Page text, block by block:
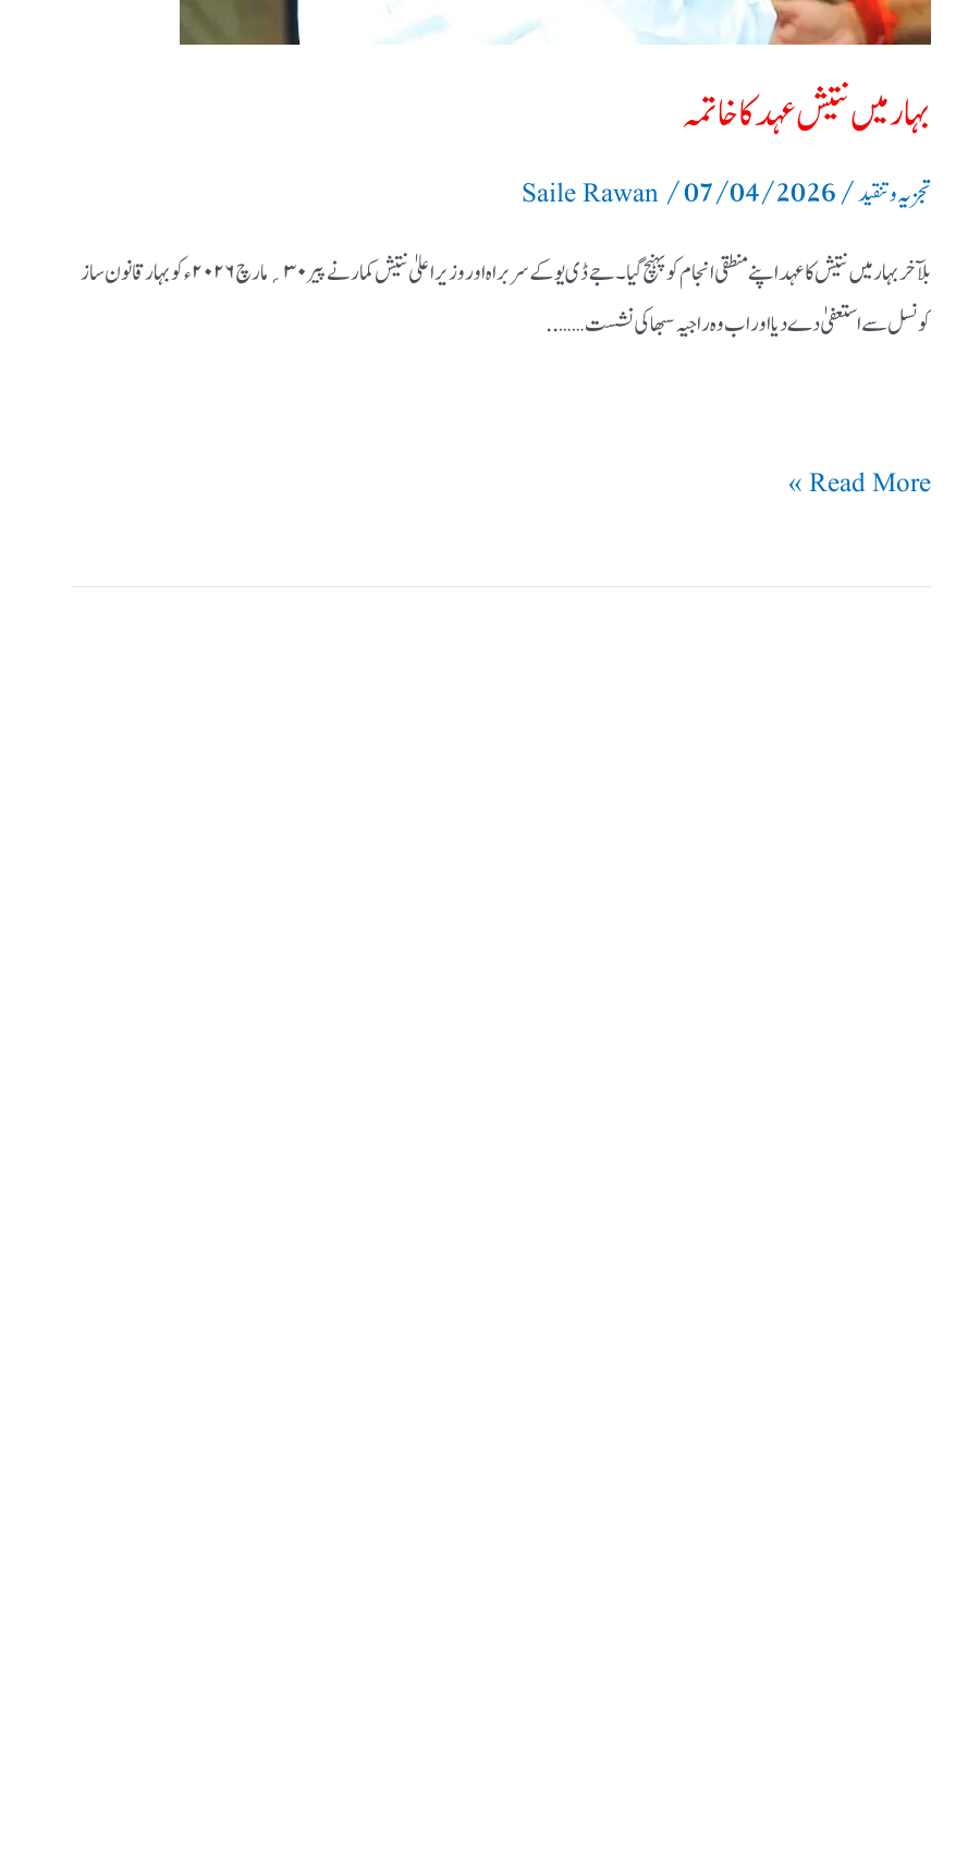
بہار میں نتیش عہد کا خاتمہ
تجزیہ و تنقید/
Saile Rawan /07/04/2026
بلآخر بہار میں نتیش کاعہد اپنے منطقی انجام کو پہنچ گیا۔ جے ڈی یو کے سربراہ اور وزیر اعلیٰ نتیش کمار نے پیر ۳۰؍ مارچ ۲۰۲۶ء کو بہار قانون ساز
کونسل سے استعفیٰ دے دیا اور اب وہ راجیہ سبھا کی نشست ……..
Read More »